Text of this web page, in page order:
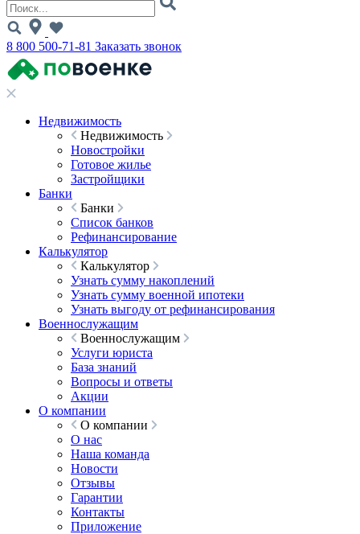
8 800 500-71-81 Заказать звонок
Недвижимость
Недвижимость
Новостройки
Готовое жилье
Застройщики
Банки
Банки
Список банков
Рефинансирование
Калькулятор
Калькулятор
Узнать сумму накоплений
Узнать сумму военной ипотеки
Узнать выгоду от рефинансирования
Военнослужащим
Военнослужащим
Услуги юриста
База знаний
Вопросы и ответы
Акции
О компании
О компании
О нас
Наша команда
Новости
Отзывы
Гарантии
Контакты
Приложение